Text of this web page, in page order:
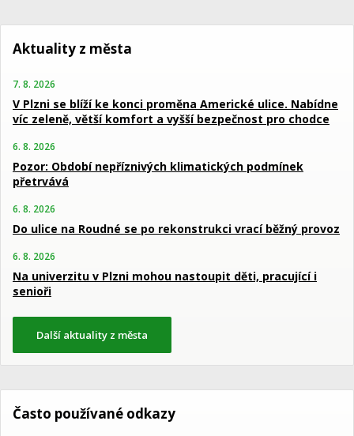
Aktuality z města
7. 8. 2026
V Plzni se blíží ke konci proměna Americké ulice. Nabídne
víc zeleně, větší komfort a vyšší bezpečnost pro chodce
6. 8. 2026
Pozor: Období nepříznivých klimatických podmínek
přetrvává
6. 8. 2026
Do ulice na Roudné se po rekonstrukci vrací běžný provoz
6. 8. 2026
Na univerzitu v Plzni mohou nastoupit děti, pracující i
senioři
Další aktuality z města
Často používané odkazy